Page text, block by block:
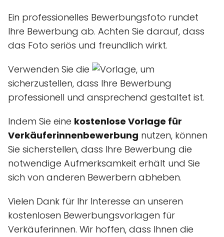
Ein professionelles Bewerbungsfoto rundet
Ihre Bewerbung ab. Achten Sie darauf, dass
das Foto seriös und freundlich wirkt.
Verwenden Sie die
, um
sicherzustellen, dass Ihre Bewerbung
professionell und ansprechend gestaltet ist.
Indem Sie eine kostenlose Vorlage für
Verkäuferinnenbewerbung nutzen, können
Sie sicherstellen, dass Ihre Bewerbung die
notwendige Aufmerksamkeit erhält und Sie
sich von anderen Bewerbern abheben.
Vielen Dank für Ihr Interesse an unseren
kostenlosen Bewerbungsvorlagen für
Verkäuferinnen. Wir hoffen, dass Ihnen die